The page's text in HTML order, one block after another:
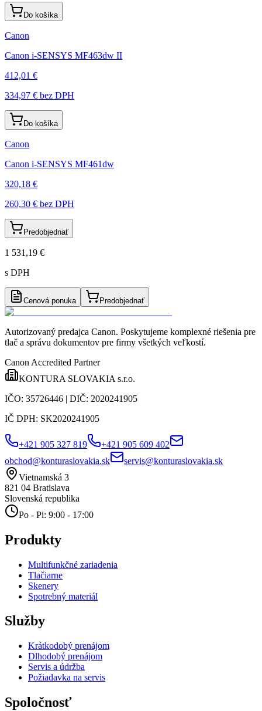
Do košíka
Canon
Canon i-SENSYS MF463dw II
412,01 €
334,97 € bez DPH
Do košíka
Canon
Canon i-SENSYS MF461dw
320,18 €
260,30 € bez DPH
Predobjednať
1 531,19 €
s DPH
Cenová ponuka Predobjednať
Autorizovaný predajca Canon. Poskytujeme komplexné riešenia pre
tlač a správu dokumentov pre firmy všetkých veľkostí.
Canon Accredited Partner
KONTURA SLOVAKIA s.r.o.
IČO: 35726446 | DIČ: 2020241905
IČ DPH: SK2020241905
+421 905 327 819
+421 905 609 402
obchod@konturaslovakia.sk
servis@konturaslovakia.sk
Vietnamská 3
821 04 Bratislava
Slovenská republika
Po - Pi: 9:00 - 17:00
Produkty
Multifunkčné zariadenia
Tlačiarne
Skenery
Spotrebný materiál
Služby
Krátkodobý prenájom
Dlhodobý prenájom
Servis a údržba
Požiadavka na servis
Spoločnosť